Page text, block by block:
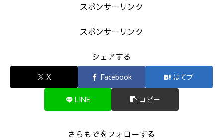
スポンサーリンク
スポンサーリンク
シェアする
X Facebook はてブ
LINE コピー
さらもでをフォローする